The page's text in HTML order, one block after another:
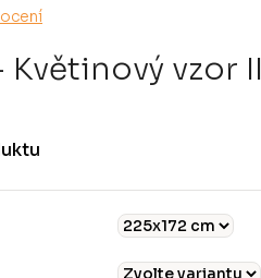
Květinový vzor II